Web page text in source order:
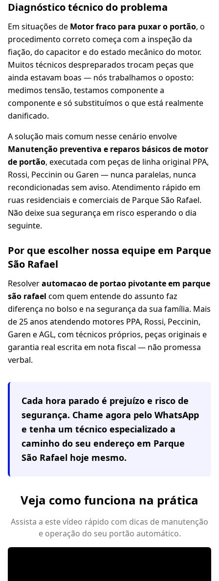
Diagnóstico técnico do problema
Em situações de Motor fraco para puxar o portão, o
procedimento correto começa com a inspeção da
fiação, do capacitor e do estado mecânico do motor.
Muitos técnicos despreparados trocam peças que
ainda estavam boas — nós trabalhamos o oposto:
medimos tensão, testamos componente a
componente e só substituímos o que está realmente
danificado.
A solução mais comum nesse cenário envolve
Manutenção preventiva e reparos básicos de motor
de portão, executada com peças de linha original PPA,
Rossi, Peccinin ou Garen — nunca paralelas, nunca
recondicionadas sem aviso. Atendimento rápido em
ruas residenciais e comerciais de Parque São Rafael.
Não deixe sua segurança em risco esperando o dia
seguinte.
Por que escolher nossa equipe em Parque
São Rafael
Resolverautomacao de portao pivotante em parque
são rafael com quem entende do assunto faz
diferença no bolso e na segurança da sua família. Mais
de 25 anos atendendo motores PPA, Rossi, Peccinin,
Garen e AGL, com técnicos próprios, peças originais e
garantia real escrita em nota fiscal — não promessa
verbal.
Cada hora parado é prejuízo e risco de
segurança. Chame agora pelo WhatsApp
e tenha um técnico especializado a
caminho do seu endereço em Parque
São Rafael hoje mesmo.
Veja como funciona na prática
Assista a este vídeo rápido com dicas de manutenção
e operação do seu portão automático.